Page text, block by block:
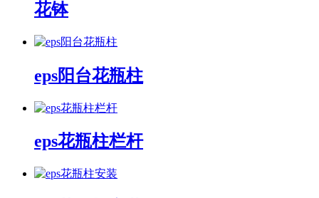
花钵
eps阳台花瓶柱
eps花瓶柱栏杆